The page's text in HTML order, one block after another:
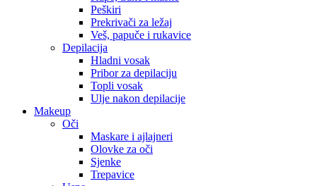
Peškiri
Prekrivači za ležaj
Veš, papuče i rukavice
Depilacija
Hladni vosak
Pribor za depilaciju
Topli vosak
Ulje nakon depilacije
Makeup
Oči
Maskare i ajlajneri
Olovke za oči
Sjenke
Trepavice